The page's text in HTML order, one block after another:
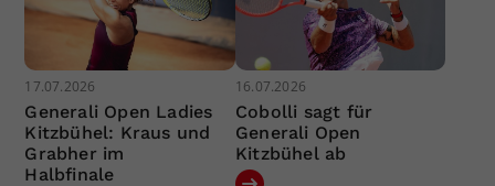
17.07.2026
Generali Open Ladies
Kitzbühel: Kraus und
Grabher im
Halbfinale
16.07.2026
Cobolli sagt für
Generali Open
Kitzbühel ab